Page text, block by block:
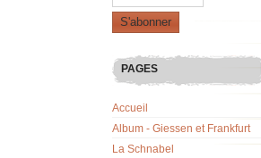
PAGES
Accueil
Album - Giessen et Frankfurt
La Schnabel